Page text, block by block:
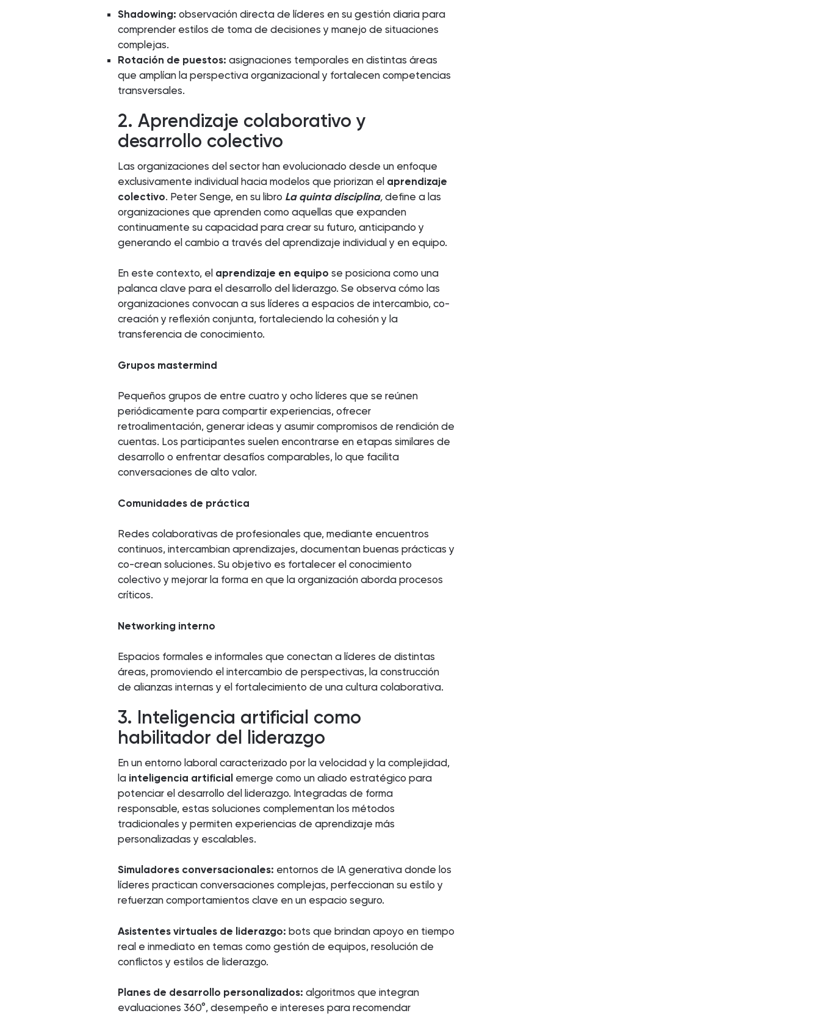
Shadowing: observación directa de líderes en su gestión diaria para
comprender estilos de toma de decisiones y manejo de situaciones
complejas.
Rotación de puestos: asignaciones temporales en distintas áreas
que amplían la perspectiva organizacional y fortalecen competencias
transversales.
2. Aprendizaje colaborativo y
desarrollo colectivo
Las organizaciones del sector han evolucionado desde un enfoque
exclusivamente individual hacia modelos que priorizan el aprendizaje
colectivo. Peter Senge, en su libro La quinta disciplina, define a las
organizaciones que aprenden como aquellas que expanden
continuamente su capacidad para crear su futuro, anticipando y
generando el cambio a través del aprendizaje individual y en equipo.
En este contexto, el aprendizaje en equipo se posiciona como una
palanca clave para el desarrollo del liderazgo. Se observa cómo las
organizaciones convocan a sus líderes a espacios de intercambio, co-
creación y reflexión conjunta, fortaleciendo la cohesión y la
transferencia de conocimiento.
Grupos mastermind
Pequeños grupos de entre cuatro y ocho líderes que se reúnen
periódicamente para compartir experiencias, ofrecer
retroalimentación, generar ideas y asumir compromisos de rendición de
cuentas. Los participantes suelen encontrarse en etapas similares de
desarrollo o enfrentar desafíos comparables, lo que facilita
conversaciones de alto valor.
Comunidades de práctica
Redes colaborativas de profesionales que, mediante encuentros
continuos, intercambian aprendizajes, documentan buenas prácticas y
co-crean soluciones. Su objetivo es fortalecer el conocimiento
colectivo y mejorar la forma en que la organización aborda procesos
críticos.
Networking interno
Espacios formales e informales que conectan a líderes de distintas
áreas, promoviendo el intercambio de perspectivas, la construcción
de alianzas internas y el fortalecimiento de una cultura colaborativa.
3. Inteligencia artificial como
habilitador del liderazgo
En un entorno laboral caracterizado por la velocidad y la complejidad,
la inteligencia artificial emerge como un aliado estratégico para
potenciar el desarrollo del liderazgo. Integradas de forma
responsable, estas soluciones complementan los métodos
tradicionales y permiten experiencias de aprendizaje más
personalizadas y escalables.
Simuladores conversacionales: entornos de IA generativa donde los
líderes practican conversaciones complejas, perfeccionan su estilo y
refuerzan comportamientos clave en un espacio seguro.
Asistentes virtuales de liderazgo: bots que brindan apoyo en tiempo
real e inmediato en temas como gestión de equipos, resolución de
conflictos y estilos de liderazgo.
Planes de desarrollo personalizados: algoritmos que integran
evaluaciones 360°, desempeño e intereses para recomendar